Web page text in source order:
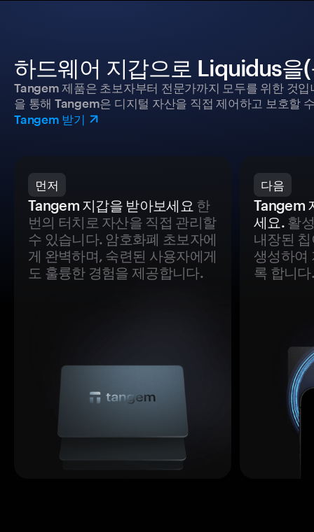
하드웨어 지갑으로 Liquidus을
Tangem 제품은 초보자부터 전문가까지 모두를 위한 것
을 통해 Tangem은 디지털 자산을 직접 제어하고 보호할
Tangem 받기
먼저
Tangem 지갑을 받아보세요 한
번의 터치로 자산을 직접 관리할
수 있습니다. 암호화폐 초보자에
게 완벽하며, 숙련된 사용자에게
도 훌륭한 경험을 제공합니다.
다음
Tangem
세요.활
내장된
생성하여
록 합니다.